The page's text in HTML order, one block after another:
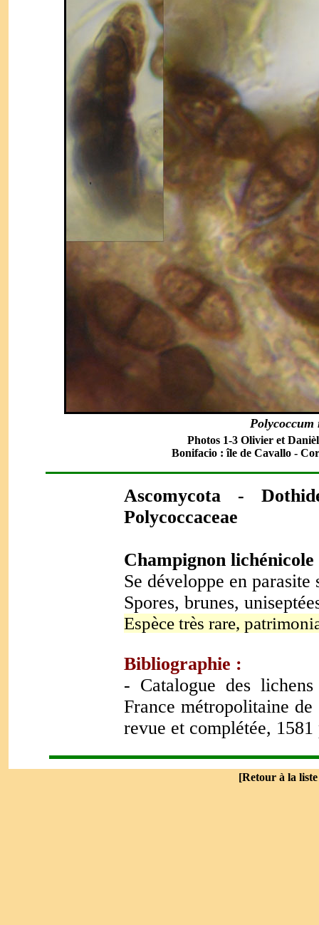
Polycoccum
Photos 1-3 Olivier et
Bonifacio : île de Cavallo -
Ascomycota -
Polycoccaceae
Champignon lichénicole
Se développe en
Spores, brunes,
Espèce très rare,
Bibliographie :
- Catalogue des
France métropolitaine
revue et complétée, 1581
[Retour à la liste